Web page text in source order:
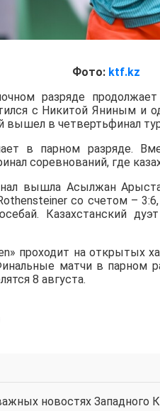
Фото: ktf.kz
разряде
с Никитой Яниным и
вышел в четвертьфинал
в парном разряде.
соревнований, где
вышла Асылжан
со счетом –
Казахстанский
проходит на открытых
матчи в парном
8 августа.
новостях Западного